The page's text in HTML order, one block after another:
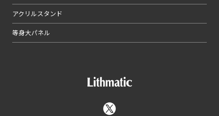
アクリルスタンド
等身大パネル